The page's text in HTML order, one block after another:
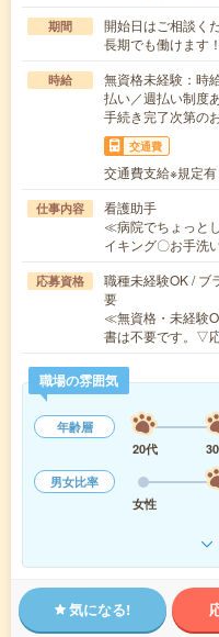
期間
開始日はご相談
長期でも働けます！
時給
無資格未経験：
払い／週払い制度
手続き完了次第の
交通費
交通費支給※規定有
仕事内容
看護助手
≪病院でちょっと
イキング〇お手洗
応募資格
職種未経験OK / ブ
要
≪無資格・未経験
書は不要です。▽
職場の雰囲気
年齢層
20代
男女比率
女性
気になる!